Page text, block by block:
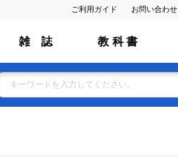
ご利用ガイド お問い合わせ
雑 誌 教 科 書